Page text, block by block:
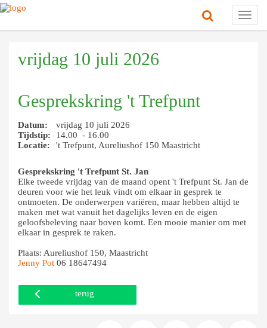
vrijdag 10 juli 2026
Gesprekskring 't Trefpunt
Datum:
vrijdag 10 juli 2026
Tijdstip:
14.00 - 16.00
Locatie:
't Trefpunt, Aureliushof 150 Maastricht
Gesprekskring 't Trefpunt St. Jan
Elke tweede vrijdag van de maand opent 't Trefpunt St. Jan de
deuren voor wie het leuk vindt om elkaar in gesprek te
ontmoeten. De onderwerpen variëren, maar hebben altijd te
maken met wat vanuit het dagelijks leven en de eigen
geloofsbeleving naar boven komt. Een mooie manier om met
elkaar in gesprek te raken.
Plaats: Aureliushof 150, Maastricht
Jenny Pot 06 18647494
terug